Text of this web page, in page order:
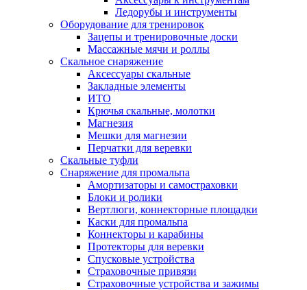
Ледорубы и инструменты
Оборудование для тренировок
Зацепы и тренировочные доски
Массажные мячи и роллы
Скальное снаряжение
Аксессуары скальные
Закладные элементы
ИТО
Крючья скальные, молотки
Магнезия
Мешки для магнезии
Перчатки для веревки
Скальные туфли
Снаряжение для промальпа
Амортизаторы и самостраховки
Блоки и ролики
Вертлюги, коннекторные площадки
Каски для промальпа
Коннекторы и карабины
Протекторы для веревки
Спусковые устройства
Страховочные привязи
Страховочные устройства и зажимы